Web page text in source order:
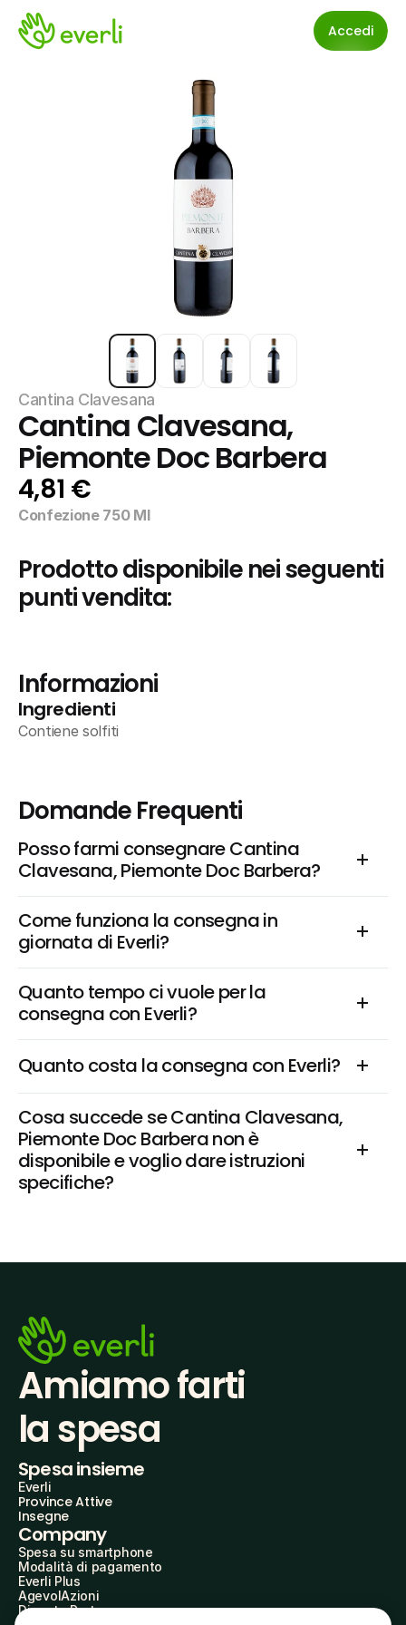
Accedi
Cantina Clavesana
Cantina Clavesana,
Piemonte Doc Barbera
4,81 €
Confezione 750 Ml
Prodotto disponibile nei seguenti
punti vendita:
Informazioni
Ingredienti
Contiene solfiti
Domande Frequenti
Posso farmi consegnare Cantina
Clavesana, Piemonte Doc Barbera?
Come funziona la consegna in
giornata di Everli?
Quanto tempo ci vuole per la
consegna con Everli?
Quanto costa la consegna con Everli?
Cosa succede se Cantina Clavesana,
Piemonte Doc Barbera non è
disponibile e voglio dare istruzioni
specifiche?
Amiamo farti
la spesa
Spesa insieme
Everli
Province Attive
Insegne
Company
Spesa su smartphone
Modalità di pagamento
Everli Plus
AgevolAzioni
Diventa Partner